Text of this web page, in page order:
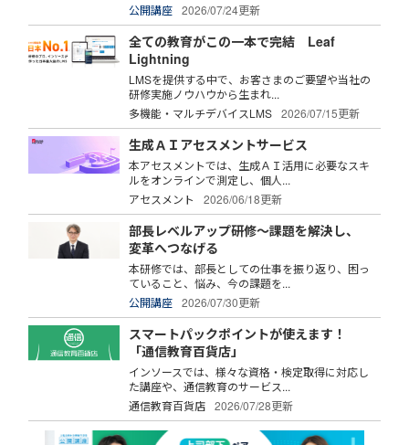
公開講座
2026/07/24更新
全ての教育がこの一本で完結 Leaf
Lightning
LMSを提供する中で、お客さまのご要望や当社の
研修実施ノウハウから生まれ...
多機能・マルチデバイスLMS
2026/07/15更新
生成ＡＩアセスメントサービス
本アセスメントでは、生成ＡＩ活用に必要なスキ
ルをオンラインで測定し、個人...
アセスメント
2026/06/18更新
部長レベルアップ研修～課題を解決し、
変革へつなげる
本研修では、部長としての仕事を振り返り、困っ
ていること、悩み、今の課題を...
公開講座
2026/07/30更新
スマートパックポイントが使えます！
「通信教育百貨店」
インソースでは、様々な資格・検定取得に対応し
た講座や、通信教育のサービス...
通信教育百貨店
2026/07/28更新